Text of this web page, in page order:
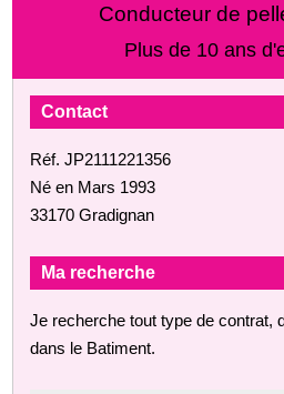
Conducteur de
Plus de 10 ans
Contact
Réf. JP2111221356
Né en Mars 1993
33170 Gradignan
Ma recherche
Je recherche tout type de contrat,
dans le Batiment.